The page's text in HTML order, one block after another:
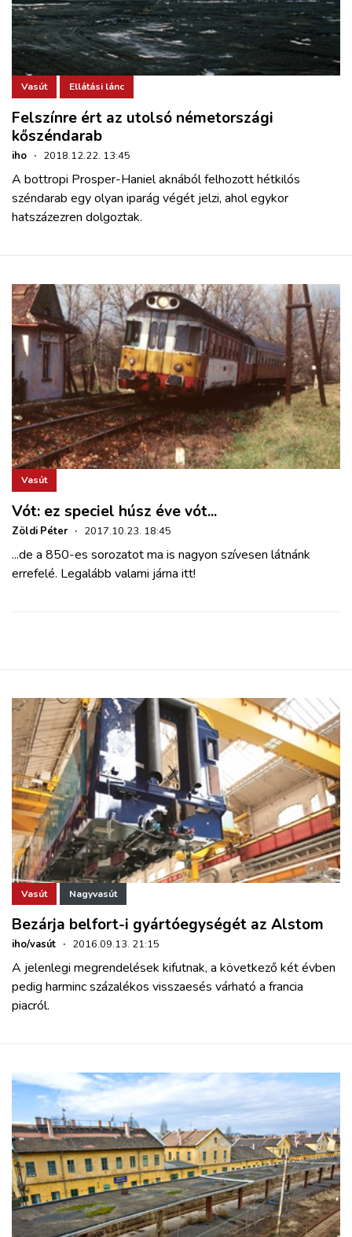
Vasút Ellátási lánc
Felszínre ért az utolsó németországi
kőszéndarab
iho · 2018.12.22. 13:45
A bottropi Prosper-Haniel aknából felhozott hétkilós
széndarab egy olyan iparág végét jelzi, ahol egykor
hatszázezren dolgoztak.
Vasút
Vót: ez speciel húsz éve vót...
Zöldi Péter · 2017.10.23. 18:45
...de a 850-es sorozatot ma is nagyon szívesen látnánk
errefelé. Legalább valami járna itt!
Vasút Nagyvasút
Bezárja belfort-i gyártóegységét az Alstom
iho/vasút · 2016.09.13. 21:15
A jelenlegi megrendelések kifutnak, a következő két évben
pedig harminc százalékos visszaesés várható a francia
piacról.